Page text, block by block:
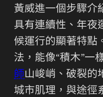
黃威進一個步驟介
具有連續性、年夜
候運行的顯著特點
法，能像“積木”一
師山峻峭、破裂的
城市肌理，與途徑